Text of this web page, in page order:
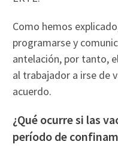
Como hemos
programarse y
antelación, por tanto,
al trabajador a irse de
acuerdo.
¿Qué ocurre si las
período de